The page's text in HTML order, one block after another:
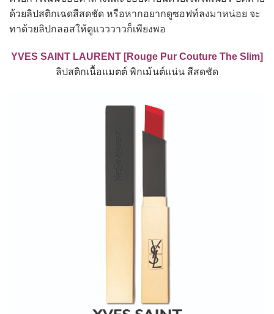
ด้วยลิปสติกเฉดสีสดชัด หรือหากอยากดูซอฟท์ลงมาหน่อย จะ
ทาด้วยลิปกลอสให้ดูแวววาวก็เพียงพอ
YVES SAINT LAURENT [Rouge Pur Couture The Slim]
ลิปสติกเนื้อแมตต์ พิกเม้นต์แน่น สีสดชัด